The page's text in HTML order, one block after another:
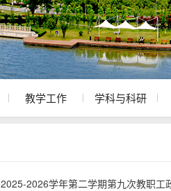
教学工作 学科与科研
2025-2026学年第二学期第九次教职工